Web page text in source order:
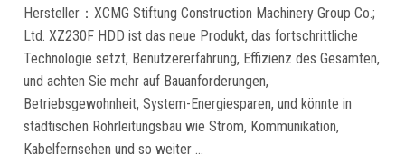
Hersteller：XCMG Stiftung Construction Machinery Group Co.;
Ltd. XZ230F HDD ist das neue Produkt, das fortschrittliche
Technologie setzt, Benutzererfahrung, Effizienz des Gesamten,
und achten Sie mehr auf Bauanforderungen,
Betriebsgewohnheit, System-Energiesparen, und könnte in
städtischen Rohrleitungsbau wie Strom, Kommunikation,
Kabelfernsehen und so weiter …